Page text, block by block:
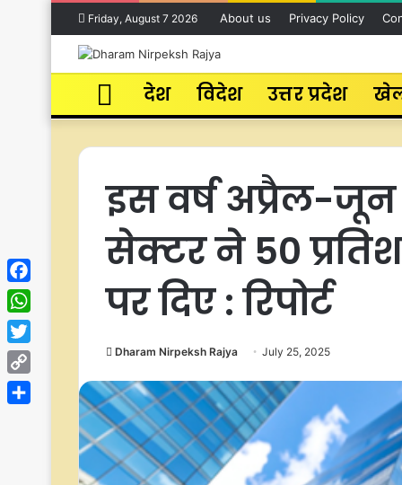
Friday, August 7 2026 About us Privacy Policy
Home
देश विदेश उत्तर प्रदेश
इस वर्ष अप्रैल-
सेक्टर ने 50
पर दिए : रिपोर्ट
Dharam Nirpeksh Rajya July 25, 2025
Facebook
WhatsApp
Twitter
Copy
Link